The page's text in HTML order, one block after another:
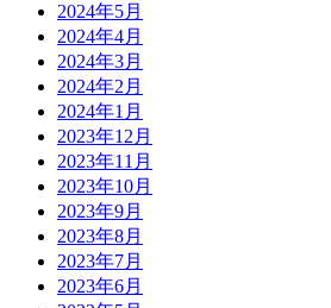
2024年5月
2024年4月
2024年3月
2024年2月
2024年1月
2023年12月
2023年11月
2023年10月
2023年9月
2023年8月
2023年7月
2023年6月